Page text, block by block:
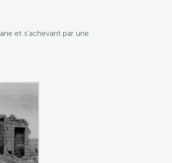
et s’achevant par une